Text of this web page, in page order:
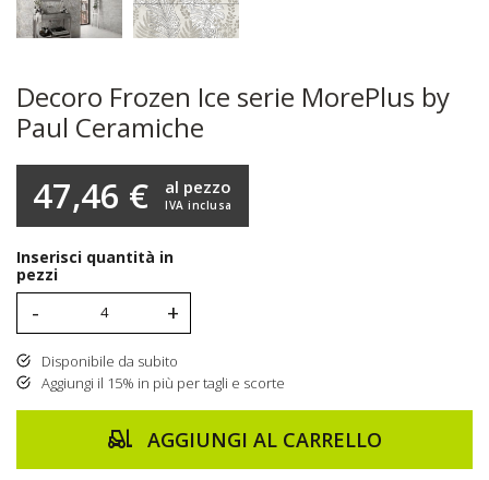
Decoro Frozen Ice serie MorePlus by
Paul Ceramiche
47,46 € IVA inclusa
al pezzo
Inserisci quantità in
pezzi
- +
Disponibile da subito
Aggiungi il 15% in più per tagli e scorte
AGGIUNGI AL CARRELLO